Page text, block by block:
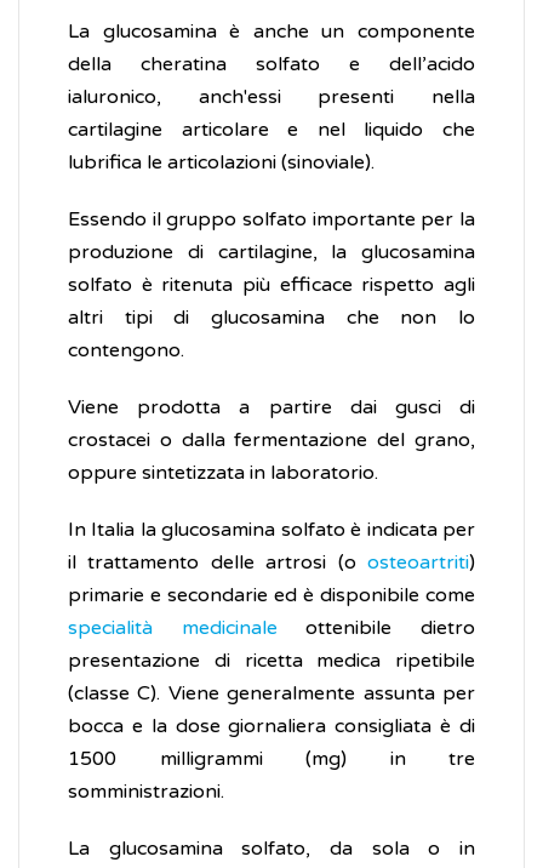
La glucosamina è anche un componente
della cheratina solfato e dell’acido
ialuronico, anch'essi presenti nella
cartilagine articolare e nel liquido che
lubrifica le articolazioni (sinoviale).
Essendo il gruppo solfato importante per la
produzione di cartilagine, la glucosamina
solfato è ritenuta più efficace rispetto agli
altri tipi di glucosamina che non lo
contengono.
Viene prodotta a partire dai gusci di
crostacei o dalla fermentazione del grano,
oppure sintetizzata in laboratorio.
In Italia la glucosamina solfato è indicata per
il trattamento delle artrosi (o osteoartriti)
primarie e secondarie ed è disponibile come
specialità medicinale ottenibile dietro
presentazione di ricetta medica ripetibile
(classe C). Viene generalmente assunta per
bocca e la dose giornaliera consigliata è di
1500 milligrammi (mg) in tre
somministrazioni.
La glucosamina solfato, da sola o in